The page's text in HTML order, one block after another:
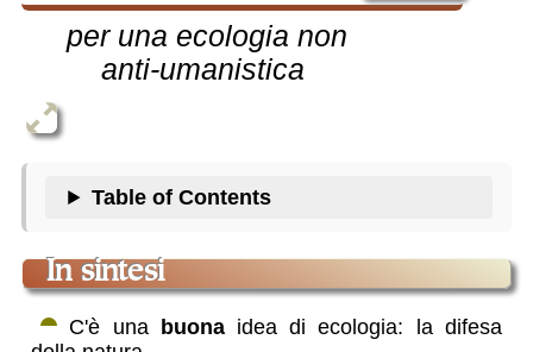
per una ecologia non
anti-umanistica
Table of Contents
in sintesi
C'è una buonaidea di ecologia: la difesa